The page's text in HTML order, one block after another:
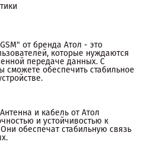
от бренда Атол - это
которые нуждаются
передаче данных. С
сможете обеспечить стабильное
и кабель от Атол
и устойчивостью к
обеспечат стабильную связь